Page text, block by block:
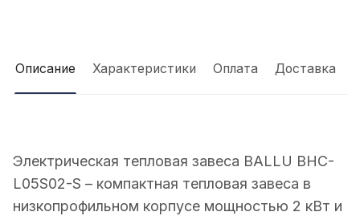
Описание Характеристики Оплата Доставка
Электрическая тепловая завеса BALLU BHC-
L05S02-S – компактная тепловая завеса в
низкопрофильном корпусе мощностью 2 кВт и